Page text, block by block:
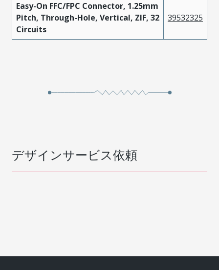
Easy-On FFC/FPC Connector, 1.25mm
Pitch, Through-Hole, Vertical, ZIF, 32
Circuits
39532325
デザインサービス依頼